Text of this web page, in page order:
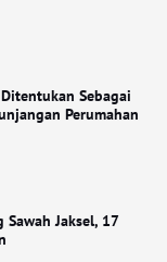
Sebagai
Perumahan
Sawah Jaksel, 17